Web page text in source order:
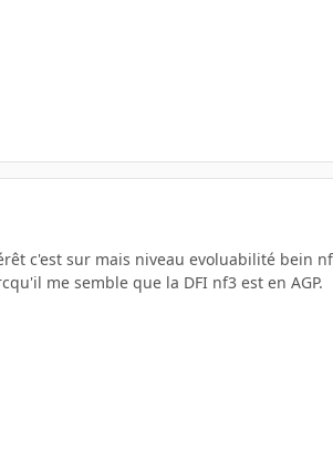
c'est sur mais niveau evoluabilité bein
me semble que la DFI nf3 est en AGP.